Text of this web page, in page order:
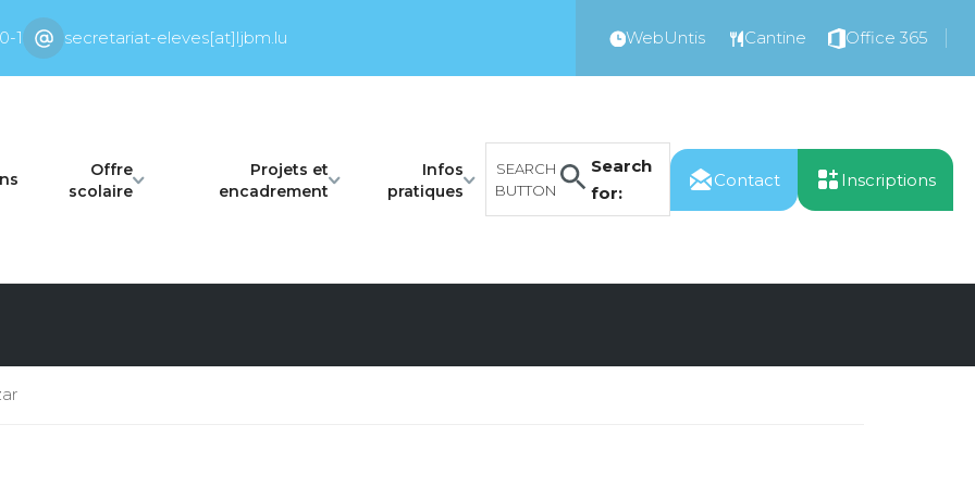
1 secretariat-eleves[at]ljbm.lu WebUntis Cantine Office 365
Offre
scolaire
Projets et
encadrement
Infos
pratiques
Search
for:
SEARCH
BUTTON
Contact Inscriptions